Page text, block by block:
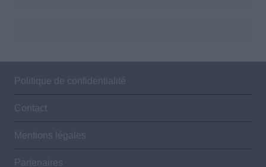
Politique de confidentialité
Contact
Mentions légales
Partenaires